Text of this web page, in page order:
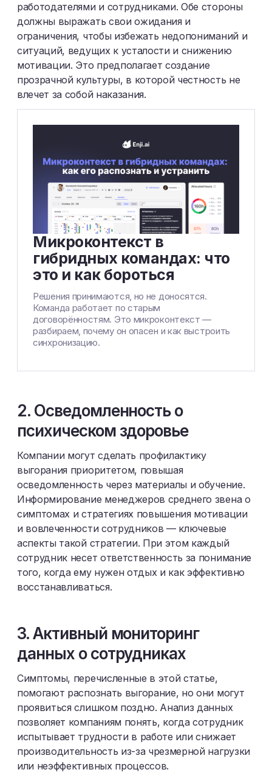
работодателями и сотрудниками. Обе стороны
должны выражать свои ожидания и
ограничения, чтобы избежать недопониманий и
ситуаций, ведущих к усталости и снижению
мотивации. Это предполагает создание
прозрачной культуры, в которой честность не
влечет за собой наказания.
Микроконтекст в
гибридных командах: что
это и как бороться
Решения принимаются, но не доносятся.
Команда работает по старым
договорённостям. Это микроконтекст —
разбираем, почему он опасен и как выстроить
синхронизацию.
2. Осведомленность о
психическом здоровье
Компании могут сделать профилактику
выгорания приоритетом, повышая
осведомленность через материалы и обучение.
Информирование менеджеров среднего звена о
симптомах и стратегиях повышения мотивации
и вовлеченности сотрудников — ключевые
аспекты такой стратегии. При этом каждый
сотрудник несет ответственность за понимание
того, когда ему нужен отдых и как эффективно
восстанавливаться.
3. Активный мониторинг
данных о сотрудниках
Симптомы, перечисленные в этой статье,
помогают распознать выгорание, но они могут
проявиться слишком поздно. Анализ данных
позволяет компаниям понять, когда сотрудник
испытывает трудности в работе или снижает
производительность из-за чрезмерной нагрузки
или неэффективных процессов.